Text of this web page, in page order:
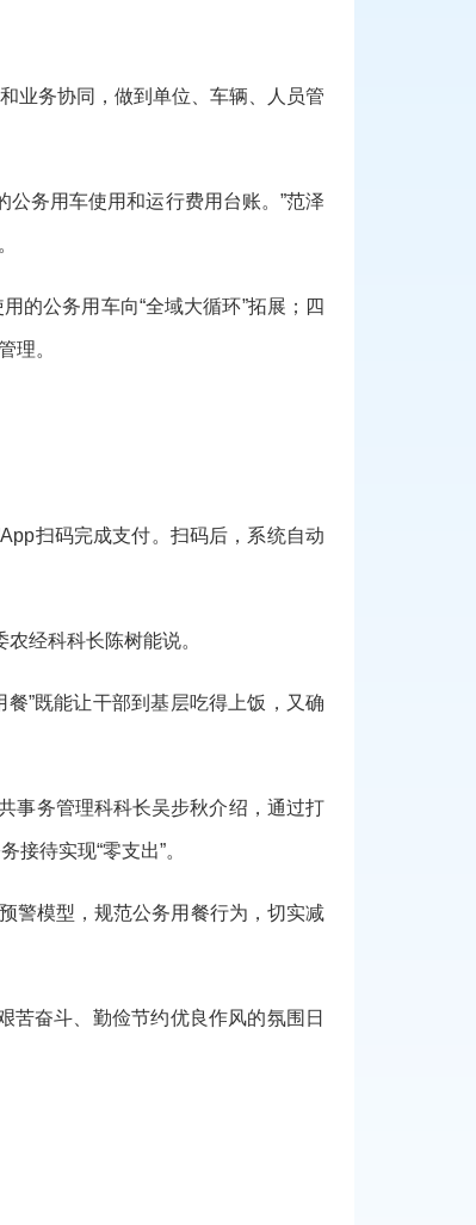
业务协同，做到单位、车辆、人员管
务用车使用和运行费用台账。”范泽
的公务用车向“全域大循环”拓展；四
理。
扫码完成支付。扫码后，系统自动
经科科长陈树能说。
”既能让干部到基层吃得上饭，又确
事务管理科科长吴步秋介绍，通过打
待实现“零支出”。
警模型，规范公务用餐行为，切实减
苦奋斗、勤俭节约优良作风的氛围日